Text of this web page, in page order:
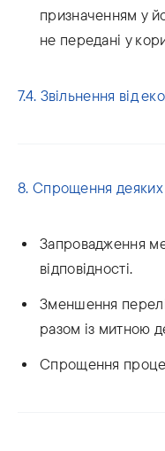
призначенням у
не передані у
7.4. Звільнення від
8. Спрощення
Запровадження
відповідності.
Зменшення
разом із митною
Спрощення